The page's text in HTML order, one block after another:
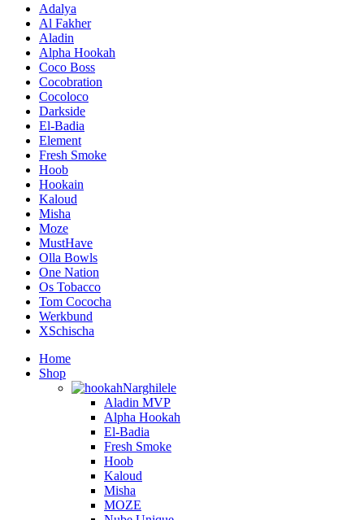
Adalya
Al Fakher
Aladin
Alpha Hookah
Coco Boss
Cocobration
Cocoloco
Darkside
El-Badia
Element
Fresh Smoke
Hoob
Hookain
Kaloud
Misha
Moze
MustHave
Olla Bowls
One Nation
Os Tobacco
Tom Cococha
Werkbund
XSchischa
Home
Shop
Narghilele
Aladin MVP
Alpha Hookah
El-Badia
Fresh Smoke
Hoob
Kaloud
Misha
MOZE